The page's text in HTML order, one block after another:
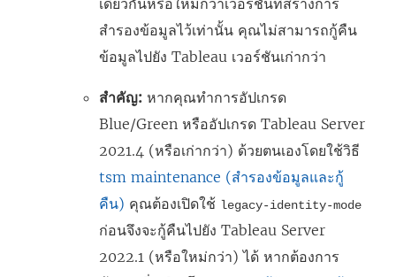
เดียวกันหรือใหม่กว่าเวอร์ชันที่สร้างการ
สำรองข้อมูลไว้เท่านั้น คุณไม่สามารถกู้คืน
ข้อมูลไปยัง Tableau เวอร์ชันเก่ากว่า
สำคัญ: หากคุณทำการอัปเกรด
Blue/Green หรืออัปเกรด Tableau Server
2021.4 (หรือเก่ากว่า) ด้วยตนเองโดยใช้วิธี
tsm maintenance (สำรองข้อมูลและกู้
คืน) คุณต้องเปิดใช้ legacy-identity-mode
ก่อนจึงจะกู้คืนไปยัง Tableau Server
2022.1 (หรือใหม่กว่า) ได้ หากต้องการ